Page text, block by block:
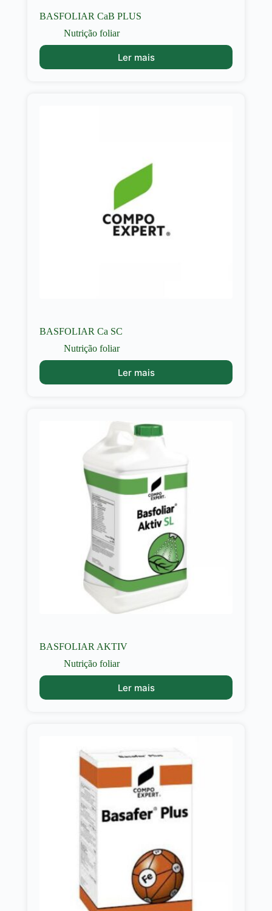
BASFOLIAR CaB PLUS
Nutrição foliar
Ler mais
BASFOLIAR Ca SC
Nutrição foliar
Ler mais
BASFOLIAR AKTIV
Nutrição foliar
Ler mais